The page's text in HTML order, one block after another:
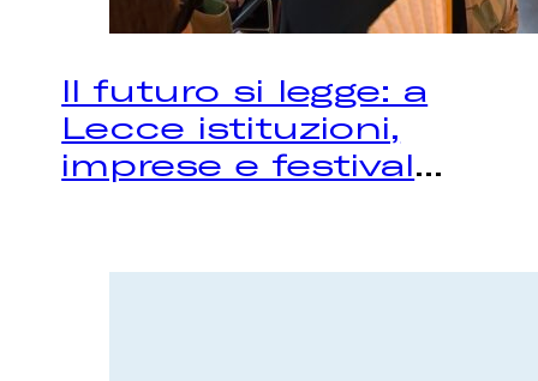
Il futuro si legge: a
Lecce istituzioni,
imprese e festival...